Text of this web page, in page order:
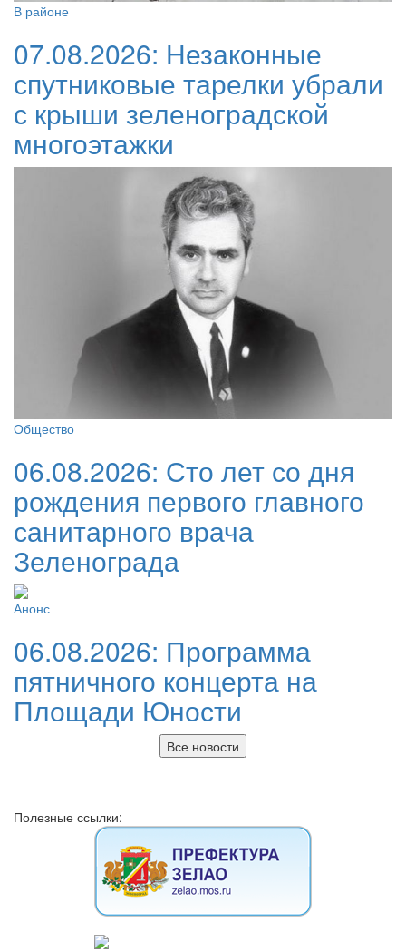
В районе
07.08.2026: Незаконные
спутниковые тарелки убрали
с крыши зеленоградской
многоэтажки
Общество
06.08.2026: Сто лет со дня
рождения первого главного
санитарного врача
Зеленограда
Анонс
06.08.2026: Программа
пятничного концерта на
Площади Юности
Все новости
Полезные ссылки: